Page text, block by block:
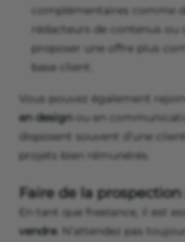
complémentaires comme
rédacteurs de contenus ou
proposer une offre plus
base client.
Vous pouvez également
en designou en
disposent souvent d’une
projets bien rémunérés.
Faire de la
En tant que freelance, il est
vendre. N’attendez pas